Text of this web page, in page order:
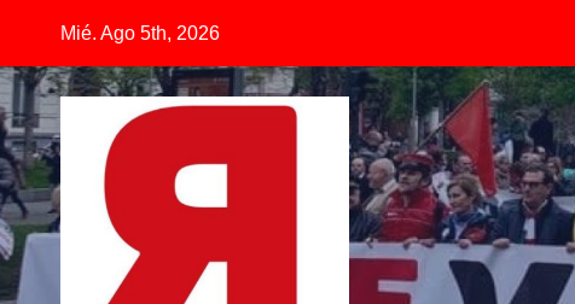
contenido
Mié. Ago 5th, 2026